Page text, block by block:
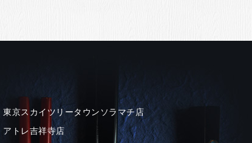
東京スカイツリータウンソラマチ店
アトレ吉祥寺店